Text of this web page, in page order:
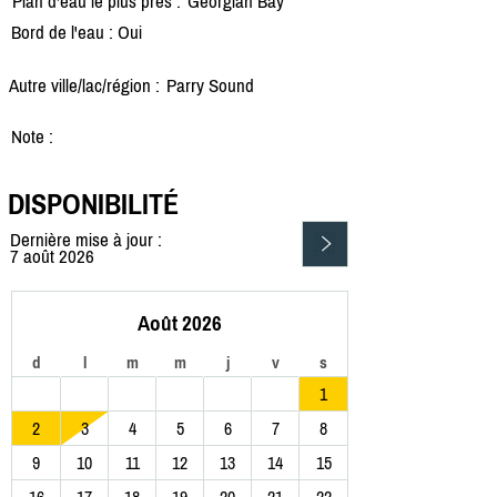
Bord de l'eau : Oui
Autre ville/lac/région : Parry Sound
Note :
DISPONIBILITÉ
Dernière mise à jour :
7 août 2026
Août 2026
d l m m j v s
1
2
3 4 5 6 7
8
9
10 11 12 13 14
15